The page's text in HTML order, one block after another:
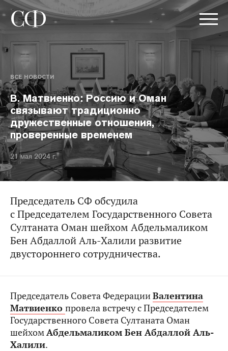
ВСЕ НОВОСТИ
В. Матвиенко: Россию и Оман
связывают традиционно
дружественные отношения,
проверенные временем
21 мая 2024 г.
Председатель СФ обсудила
с Председателем Государственного Совета
Султаната Оман шейхом Абдельмаликом
Бен Абдаллой Аль-Халили развитие
двустороннего сотрудничества.
Председатель Совета ФедерацииВалентина
Матвиенко провела встречу с Председателем
Государственного Совета Султаната Оман
шейхомАбдельмаликом Бен Абдаллой Аль-
Халили.